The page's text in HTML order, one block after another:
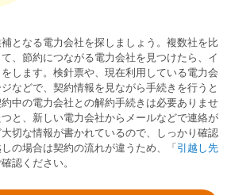
となる電力会社を探しましょう。複数社を比
、節約につながる電力会社を見つけたら、イ
します。検針票や、現在利用している電力会
などで、契約情報を見ながら手続きを行うと
中の電力会社との解約手続きは必要ありませ
と、新しい電力会社からメールなどで連絡が
切な情報が書かれているので、しっかり確認
の場合は契約の流れが違うため、「引越し先
認ください。